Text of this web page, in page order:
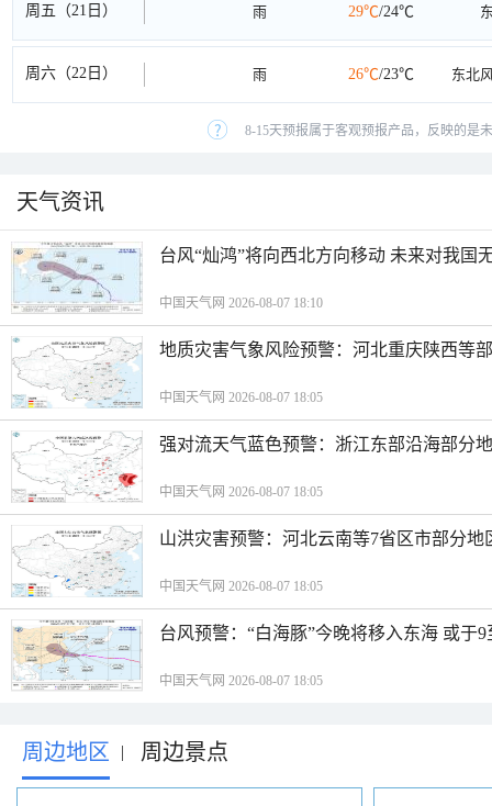
周五（21日） 雨 29℃/24℃
周六（22日） 雨 26℃/23℃ 东北
8-15天预报属于客观预报产品，反映的是
天气资讯
台风“灿鸿”将向西北方向移动 未来对我国
中国天气网 2026-08-07 18:10
地质灾害气象风险预警：河北重庆陕西等
中国天气网 2026-08-07 18:05
强对流天气蓝色预警：浙江东部沿海部分
中国天气网 2026-08-07 18:05
山洪灾害预警：河北云南等7省区市部分地
中国天气网 2026-08-07 18:05
台风预警：“白海豚”今晚将移入东海 或于
中国天气网 2026-08-07 18:05
周边地区 | 周边景点